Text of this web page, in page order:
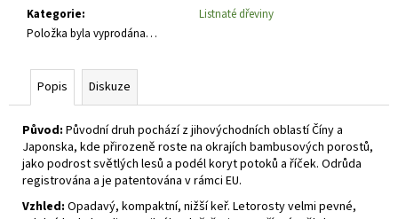
Kategorie:
Listnaté dřeviny
Položka byla vyprodána…
Popis Diskuze
Původ: Původní druh pochází z jihovýchodních oblastí Číny a
Japonska, kde přirozeně roste na okrajích bambusových porostů,
jako podrost světlých lesů a podél koryt potoků a říček. Odrůda
registrována a je patentována v rámci EU.
Vzhled: Opadavý, kompaktní, nižší keř. Letorosty velmi pevné,
u
e
m
e
ALYSSUM
SAXATILE